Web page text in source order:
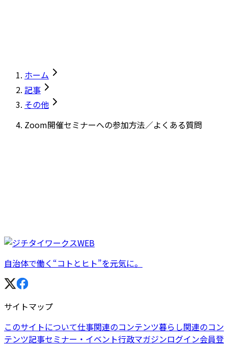
ホーム
記事
その他
Zoom開催セミナーへの参加方法／よくある質問
自治体で働く“コトとヒト”を元気に。
サイトマップ
このサイトについて仕事関連のコンテンツ暮らし関連のコン
テンツ記事セミナー・イベント行政マガジンログイン会員登